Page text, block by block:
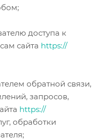
доступа к
сайта https://
обратной связи,
запросов,
https://
обработки